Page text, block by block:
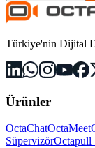
Türkiye'nin Dijital
Ürünler
OctaChatOctaMeet
SüpervizörOctapull